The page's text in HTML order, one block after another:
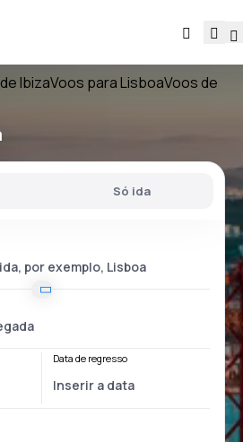
IbizaVoos para LisboaVoos de
Só ida
Data de regresso